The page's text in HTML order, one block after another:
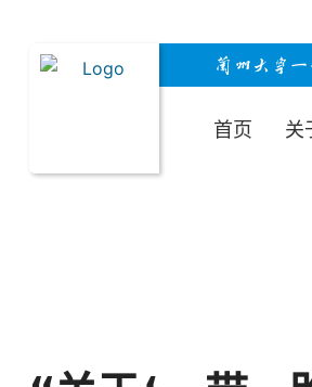
兰州大学
首页 关